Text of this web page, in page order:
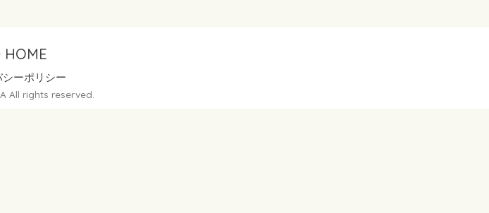
HOME
シーポリシー
All rights reserved.